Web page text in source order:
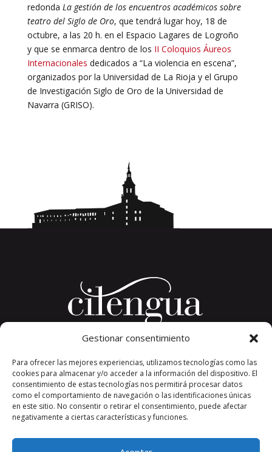
Gestionar consentimiento
Para ofrecer las mejores experiencias, utilizamos tecnologías como las
cookies para almacenar y/o acceder a la información del dispositivo. El
consentimiento de estas tecnologías nos permitirá procesar datos
como el comportamiento de navegación o las identificaciones únicas
en este sitio. No consentir o retirar el consentimiento, puede afectar
negativamente a ciertas características y funciones.
redonda La gestión de los encuentros académicos sobre
teatro del Siglo de Oro, que tendrá lugar hoy, 18 de
octubre, a las 20 h. en el Espacio Lagares de Logroño
y que se enmarca dentro de los II Coloquios Áureos
Internacionales dedicados a “La violencia en escena”,
organizados por la Universidad de La Rioja y el Grupo
de Investigación Siglo de Oro de la Universidad de
Navarra (GRISO).
26326 San Millán de la Cogolla
La Rioja. España.
Teléfono: +34 941 373 389
cilengua@cilengua.es